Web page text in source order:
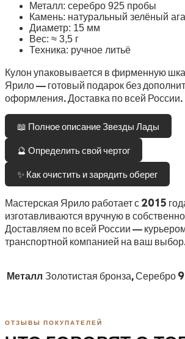
Металл: серебро 925 пробы
Камень: натуральный зелёный
Диаметр: 15 мм
Вес: ≈ 3,5 г
Техника: ручное литьё
Кулон упаковывается в фирменную
Ярило — готовый подарок без
оформления. Доставка по всей России.
📖 Полное описание Звезды Лады
🔮 Определить свой чертог
✨ Как очистить и зарядить оберег
Мастерская Ярило работает с 2015
изготавливаются вручную в
Доставляем по всей России —
транспортной компанией на ваш
Металл Золотистая бронза, Серебро
ОТЗЫВЫ ПОКУПАТЕЛЕЙ